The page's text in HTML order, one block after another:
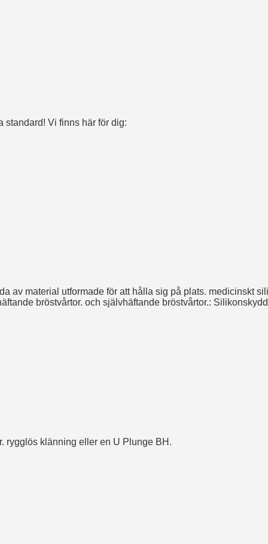
standard! Vi finns här för dig:
material utformade för att hålla sig på plats. medicinskt
bröstvårtor. och självhäftande bröstvårtor.:
rygglös klänning eller en U Plunge BH.